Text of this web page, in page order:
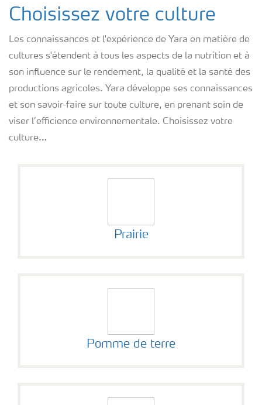
Nutrition des cultures
Engrais
Cultivez l'avenir
Choisissez votre culture
Les connaissances et l'expérience de Yara en matière de
cultures s'étendent à tous les aspects de la nutrition et à
son influence sur le rendement, la qualité et la santé des
productions agricoles. Yara développe ses connaissances
et son savoir-faire sur toute culture, en prenant soin de
viser l’efficience environnementale. Choisissez votre
culture…
Prairie
Pomme de terre